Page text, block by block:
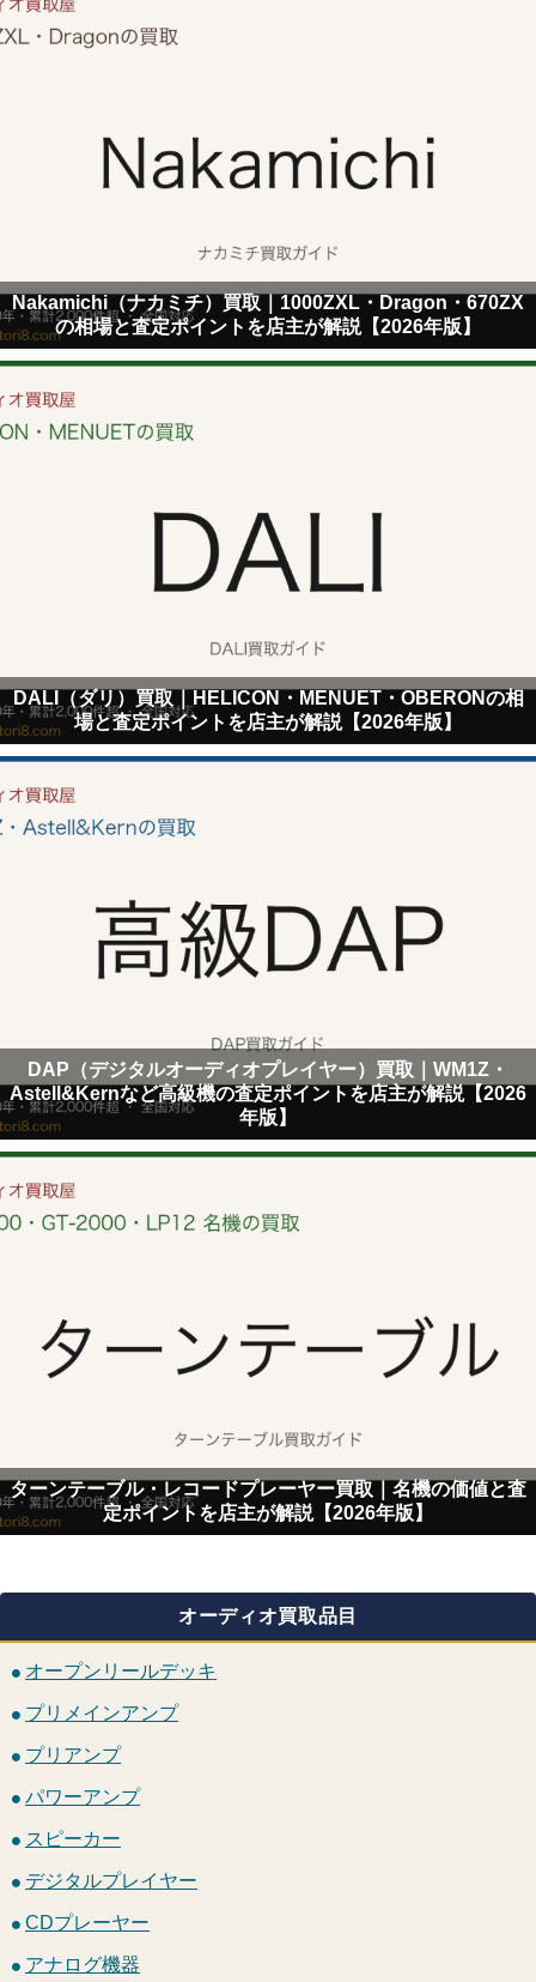
Nakamichi（ナカミチ）買取｜1000ZXL・Dragon・670ZX
の相場と査定ポイントを店主が解説【2026年版】
DALI（ダリ）買取｜HELICON・MENUET・OBERONの相
場と査定ポイントを店主が解説【2026年版】
DAP（デジタルオーディオプレイヤー）買取｜WM1Z・
Astell&Kernなど高級機の査定ポイントを店主が解説【2026
年版】
ターンテーブル・レコードプレーヤー買取｜名機の価値と査
定ポイントを店主が解説【2026年版】
オーディオ買取品目
オープンリールデッキ
プリメインアンプ
プリアンプ
パワーアンプ
スピーカー
デジタルプレイヤー
CDプレーヤー
アナログ機器